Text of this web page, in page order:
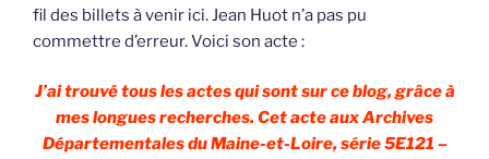
fil des billets à venir ici. Jean Huot n’a pas pu
commettre d’erreur. Voici son acte :
J’ai trouvé tous les actes qui sont sur ce blog, grâce à
mes longues recherches. Cet acte aux Archives
Départementales du Maine-et-Loire, série 5E121 –